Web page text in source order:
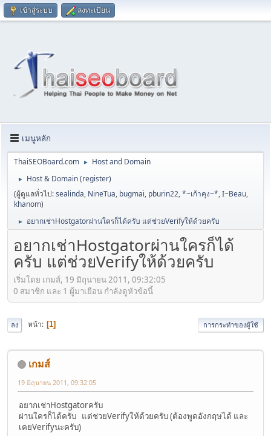
เข้าสู่ระบบ ลงทะเบียน
เมนูหลัก
ThaiSEOBoard.com ► Host and Domain
►
Host & Domain (register)
(ผู้ดูแลทั่วไป:sealinda, NineTua, bugmai, pburin22,*~เก้าคุง~*,I~Beau,
khanom)
► อยากเช่าHostgatorผ่านใครก็ได้ครับ แต่ช่วยVerifyให้ด้วยครับ
อยากเช่าHostgatorผ่านใครก็ได้
ครับ แต่ช่วยVerifyให้ด้วยครับ
เริ่มโดย เกมส์, 19 มิถุนายน 2011, 09:32:05
0 สมาชิก และ 1 ผู้มาเยือน กำลังดูหัวข้อนี้
ลง หน้า 1 การกระทำของผู้ใช้
เกมส์
19 มิถุนายน 2011, 09:32:05
อยากเช่าHostgatorครับ
ผ่านใครก็ได้ครับ แต่ช่วยVerifyให้ด้วยครับ (ต้องพูดอังกฤษได้ และ
เคยVerifyนะครับ)